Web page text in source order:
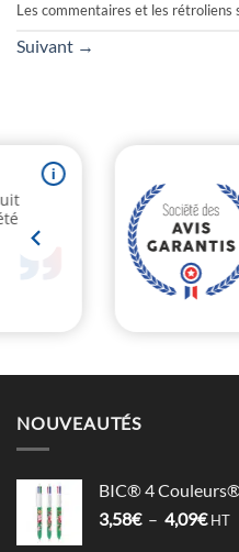
Les commentaires et les
Suivant →
NOUVEAUTÉS
BIC® 4
3,58€ – 4,09€Plage
HT